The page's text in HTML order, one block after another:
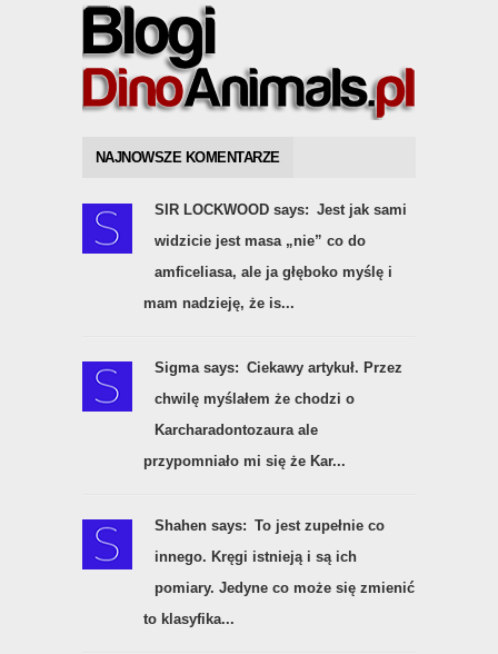
NAJNOWSZE KOMENTARZE
SIR LOCKWOOD says: Jest jak sami
widzicie jest masa „nie” co do
amficeliasa, ale ja głęboko myślę i
mam nadzieję, że is...
Sigma says: Ciekawy artykuł. Przez
chwilę myślałem że chodzi o
Karcharadontozaura ale
przypomniało mi się że Kar...
Shahen says: To jest zupełnie co
innego. Kręgi istnieją i są ich
pomiary. Jedyne co może się zmienić
to klasyfika...